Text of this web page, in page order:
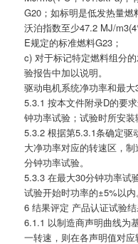
G20；如标明是低发热量
沃泊指数至少47.2 MJ/
E规定的标准燃料G23；
c) 对于标记特定燃料组分
验报告中加以说明。
驱动电机系统净功率和最
5.3.1 按本文件附录D的要
钟功率试验；试验时所安装
5.3.2 根据第5.3.1条确定驱
大净功率对应的转速区，
分钟功率试验。
5.3.3 在最大30分钟功率试
试验开始时功率的±5%以内。
6 结果评定 产品认证试验
6.1.1 以制造商声明曲线为
一转速，则在各声明值对